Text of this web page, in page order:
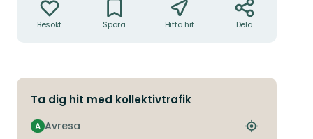
Besökt Spara Hitta hit Dela
Ta dig hit med kollektivtrafik
Avresa
A
Hitta